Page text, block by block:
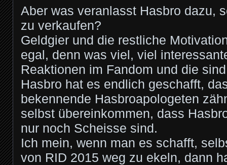
Aber was veranlasst Hasbro dazu,
zu verkaufen?
Geldgier und die restliche
egal, denn was viel, viel
Reaktionen im Fandom und die
Hasbro hat es endlich geschafft,
bekennende Hasbroapologeten
selbst übereinkommen, dass
nur noch Scheisse sind.
Ich mein, wenn man es schafft,
von RID 2015 weg zu ekeln, dann